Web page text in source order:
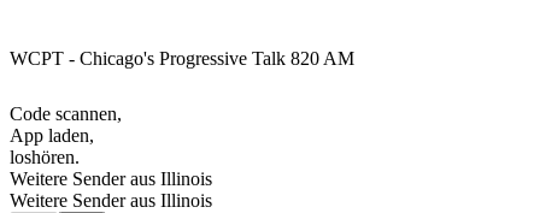
WCPT - Chicago's Progressive Talk 820 AM
Code scannen,
App laden,
loshören.
Weitere Sender aus Illinois
Weitere Sender aus Illinois